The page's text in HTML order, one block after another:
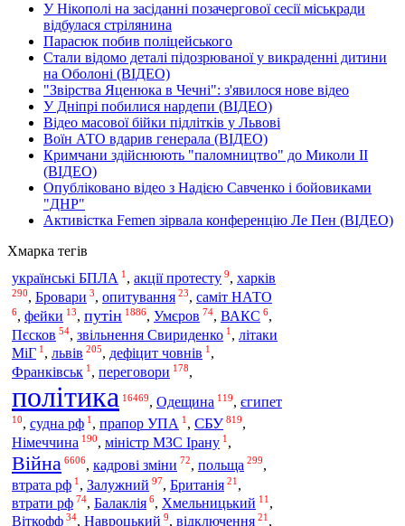
У Нікополі на засіданні позачергової сесії міськради
відбулася стрілянина
Парасюк побив поліцейського
Стали відомо деталі підозрюваної у викраденні дитини
на Оболоні (ВІДЕО)
"Звірства Яценюка в Чечні": з'явилося нове відео
У Дніпрі побилися нардепи (ВІДЕО)
Відео масової бійки підлітків у Львові
Воїн АТО вдарив генерала (ВІДЕО)
Кримчани здійснюють "паломництво" до Миколи ІІ
(ВІДЕО)
Опубліковано відео з Надією Савченко і бойовиками
"ДНР"
Активістка Femen зірвала конференцію Ле Пен (ВІДЕО)
Хмарка тегів
українські БПЛА 1 , акції протесту 9, харків
290, Бровари 3, опитування 23, саміт НАТО
6, фейки 13, путін 1886, Умєров 74, ВАКС 6,
Пєсков 54, звільнення Свириденко 1 , літаки
МіГ 1 , львів 205, дефіцит човнів 1 ,
Франківськ 1 , переговори 178,
політика 16469, Одещина 119, єгипет
10, судна рф 1 , прапор УПА 1 , СБУ 819,
Німеччина 190, міністр МЗС Ірану 1 ,
Війна 6606, кадрові зміни 72, польща 299,
втрата рф 1 , Залужний 97, Британія 21 ,
втрати рф 74, Балаклія 6, Хмельницький 11 ,
Віткофф 34, Навроцький 9, відключення 21 ,